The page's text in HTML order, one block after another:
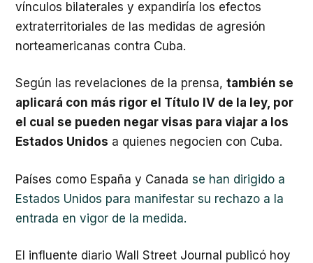
vínculos bilaterales y expandiría los efectos
extraterritoriales de las medidas de agresión
norteamericanas contra Cuba.
Según las revelaciones de la prensa, también se
aplicará con más rigor el Título IV de la ley, por
el cual se pueden negar visas para viajar a los
Estados Unidos a quienes negocien con Cuba.
Países como España y Canada se han dirigido a
Estados Unidos para manifestar su rechazo a la
entrada en vigor de la medida.
El influente diario Wall Street Journal publicó hoy